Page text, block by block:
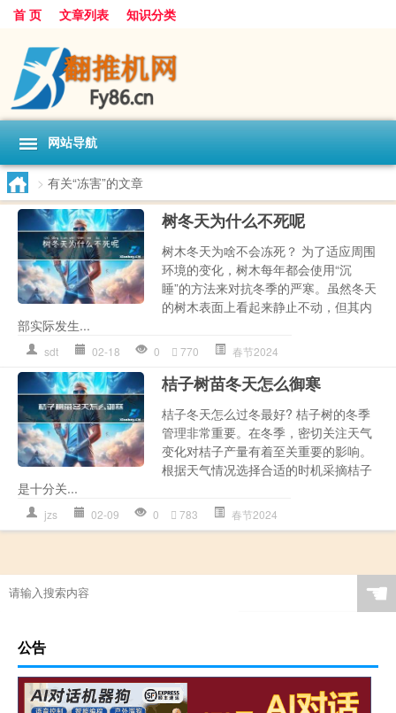
首 页 文章列表 知识分类
网站导航
> 有关“冻害”的文章
树冬天为什么不死呢
树木冬天为啥不会冻死？ 为了适应周围
环境的变化，树木每年都会使用“沉
睡”的方法来对抗冬季的严寒。虽然冬天
的树木表面上看起来静止不动，但其内
部实际发生...
sdt 02-18 0 770 春节2024
桔子树苗冬天怎么御寒
桔子冬天怎么过冬最好? 桔子树的冬季
管理非常重要。在冬季，密切关注天气
变化对桔子产量有着至关重要的影响。
根据天气情况选择合适的时机采摘桔子
是十分关...
jzs 02-09 0 783 春节2024
☚
公告